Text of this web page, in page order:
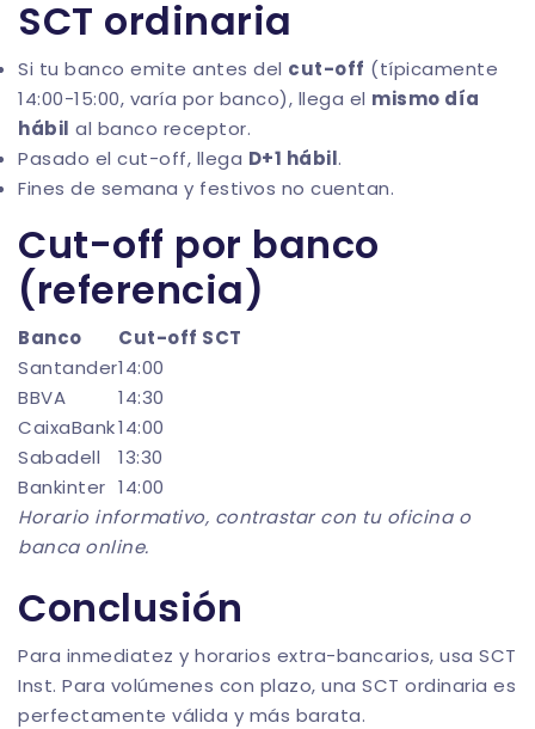
SCT ordinaria
Si tu banco emite antes del cut-off (típicamente
14:00-15:00, varía por banco), llega el mismo día
hábil al banco receptor.
Pasado el cut-off, llega D+1 hábil.
Fines de semana y festivos no cuentan.
Cut-off por banco
(referencia)
Banco
Cut-off SCT
Santander14:00
BBVA
14:30
CaixaBank14:00
Sabadell
13:30
Bankinter 14:00
Horario informativo, contrastar con tu oficina o
banca online.
Conclusión
Para inmediatez y horarios extra-bancarios, usa SCT
Inst. Para volúmenes con plazo, una SCT ordinaria es
perfectamente válida y más barata.